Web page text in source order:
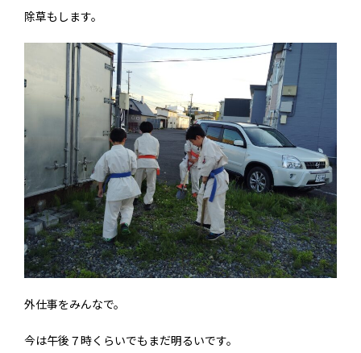
除草もします。
外仕事をみんなで。
今は午後７時くらいでもまだ明るいです。